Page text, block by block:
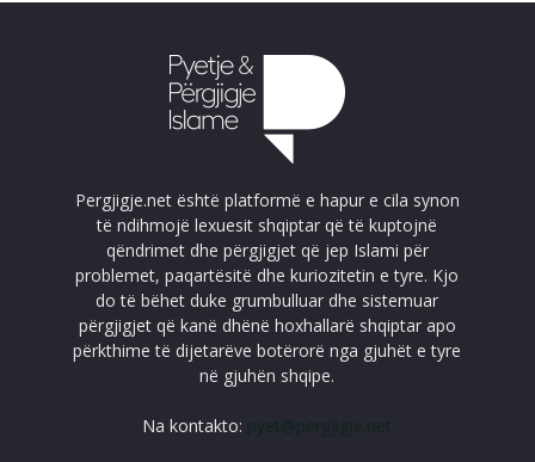
Pergjigje.net është platformë e hapur e cila synon
të ndihmojë lexuesit shqiptar që të kuptojnë
qëndrimet dhe përgjigjet që jep Islami për
problemet, paqartësitë dhe kuriozitetin e tyre. Kjo
do të bëhet duke grumbulluar dhe sistemuar
përgjigjet që kanë dhënë hoxhallarë shqiptar apo
përkthime të dijetarëve botërorë nga gjuhët e tyre
në gjuhën shqipe.
Na kontakto: